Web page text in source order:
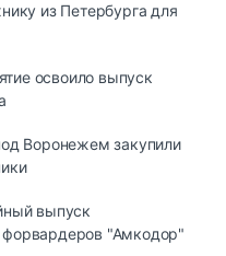
из Петербурга для
освоило выпуск
Воронежем закупили
выпуск
форвардеров "Амкодор"